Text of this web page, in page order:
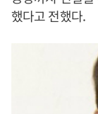
했다고 전했다.